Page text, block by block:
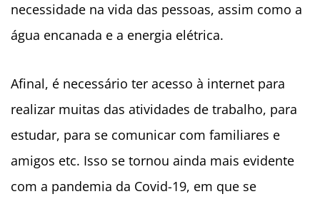
necessidade na vida das pessoas, assim como a
água encanada e a energia elétrica.
Afinal, é necessário ter acesso à internet para
realizar muitas das atividades de trabalho, para
estudar, para se comunicar com familiares e
amigos etc. Isso se tornou ainda mais evidente
com a pandemia da Covid-19, em que se